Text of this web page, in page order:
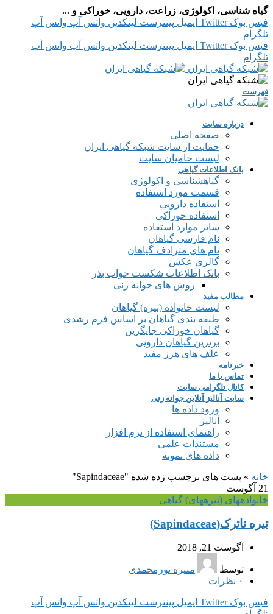
گیاه شناسی، اکولوژی، زراعت، دارویی، خوراکی و ...
فیس بوک Twitter ایمیل پینترست لینکدین واتس آپ واتس آپ
تلگرام
فیس بوک Twitter ایمیل پینترست لینکدین واتس آپ واتس آپ
تلگرام
فهرست
درباره سایت
صفحه اصلی
حمایت از سایت شبکه گیاهی ایران
لیست حامیان سایت
بانک اطلاعات گیاهی
گیاهشناسی و اکولوژی
قسمت مورد استفاده
استفاده دارویی
استفاده خوراکی
سایر موارد استفاده
نام فارسی گیاهان
نام های مترادف گیاهان
گالری عکس
بانک اطلاعات شکست خواب بذر
روش های جوانه زنی
مطالب مفید
لیست خانواده (تیره) گیاهان
طبقه بندی گیاهان بر اساس فرم رشدی
گیاهان خوراکی جایگزین
برترین گیاهان دارویی
علف های هرز مفید
خبرنامه
تماس با ما
کانال تلگرامی سایت
سایت آنالیز آنلاین جوانه زنی
ورود داده ها
آنالیز
راهنمای استفاده از نرم افزار
مستندات علمی
داده های نمونه
خانه » پست های برچسب زده شده "Sapindaceae"
21 آگوست
خانواده‎های (تیره‎های) گیاهی
تیره ناترک(Sapindaceae)
آگوست 21, 2018
توسط
منیره نورمحمدی
۰ نظرات
فیس بوک Twitter ایمیل پینترست لینکدین واتس آپ واتس آپ